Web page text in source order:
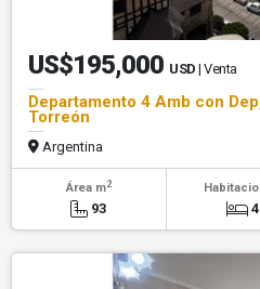
US$195,000 USD | Venta
Departamento 4 Amb con
Torreón
Argentina
Área m2
93 4